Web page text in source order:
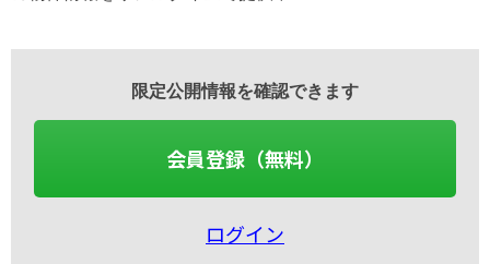
限定公開情報を確認できます
会員登録（無料）
ログイン